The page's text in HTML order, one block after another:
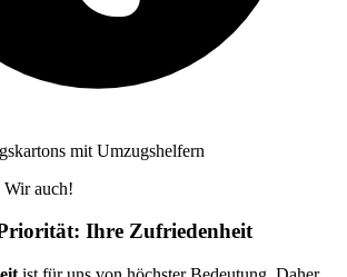
mit Umzugshelfern
Wir auch!
Ihre Zufriedenheit